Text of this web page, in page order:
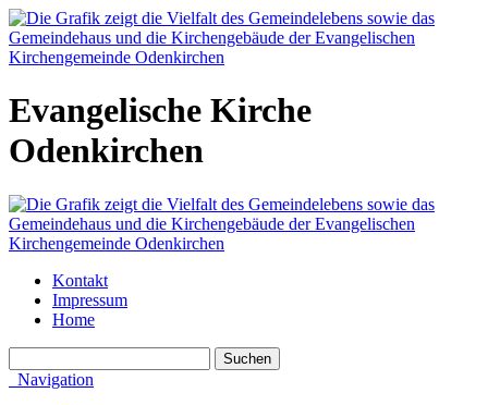
Evangelische Kirche
Odenkirchen
Kontakt
Impressum
Home
Navigation